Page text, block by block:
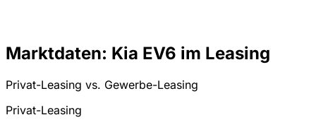
Marktdaten: Kia EV6 im Leasing
Privat-Leasing vs. Gewerbe-Leasing
Privat-Leasing